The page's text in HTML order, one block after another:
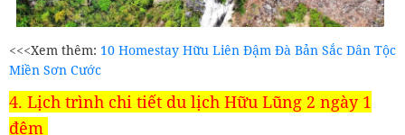
<<<Xem thêm: 10 Homestay Hữu Liên Đậm Đà Bản Sắc Dân Tộc
Miền Sơn Cước
4. Lịch trình chi tiết du lịch Hữu Lũng 2 ngày 1
đêm